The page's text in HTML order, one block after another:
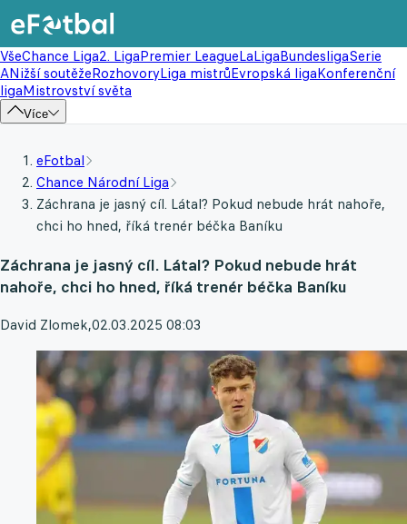
VšeChance Liga2. LigaPremier LeagueLaLigaBundesligaSerie
ANižší soutěžeRozhovoryLiga mistrůEvropská ligaKonferenční
ligaMistrovství světa
Více
eFotbal
Chance Národní Liga
Záchrana je jasný cíl. Látal? Pokud nebude hrát nahoře,
chci ho hned, říká trenér béčka Baníku
Záchrana je jasný cíl. Látal? Pokud nebude hrát
nahoře, chci ho hned, říká trenér béčka Baníku
David Zlomek,02.03.2025 08:03